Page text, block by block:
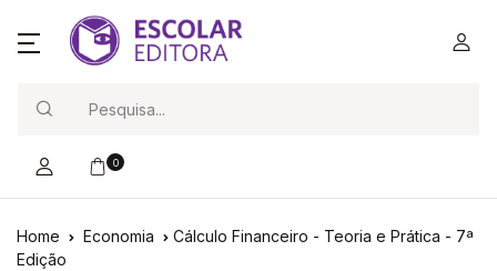
0
Home Economia
Cálculo Financeiro - Teoria e Prática - 7ª
Edição